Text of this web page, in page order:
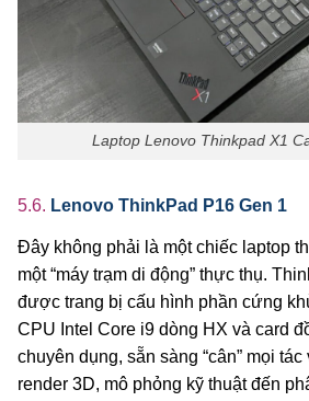
Laptop Lenovo Thinkpad X1
5.6. Lenovo ThinkPad P16 Gen 1
Đây không phải là một chiếc laptop
một “máy trạm di động” thực thụ.
được trang bị cấu hình phần cứng
CPU Intel Core i9 dòng HX và card
chuyên dụng, sẵn sàng “cân” mọi
render 3D, mô phỏng kỹ thuật đến